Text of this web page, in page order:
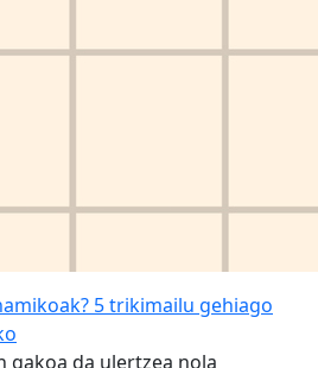
5 trikimailu gehiago
gakoa da ulertzea nola